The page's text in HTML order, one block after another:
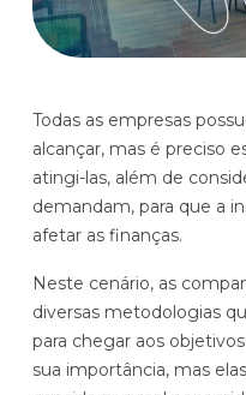
Módulo de Controle,
de caixa.
Complexidade de
Empresas que faturam
orçamentária
Distribuição e
Todas as empresas
alcançar, mas é preciso
atingi-las, além de
demandam, para que a
afetar as finanças.
Neste cenário, as
diversas metodologias
para chegar aos
sua importância, mas